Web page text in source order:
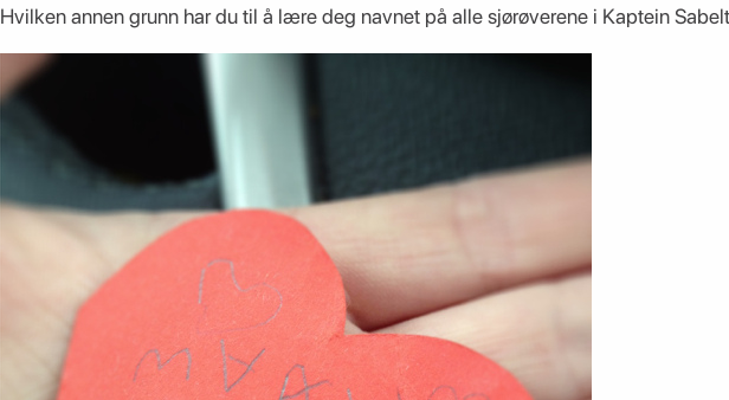
Hvilken annen grunn har du til å lære deg navnet på alle sjørøverene i Kaptein